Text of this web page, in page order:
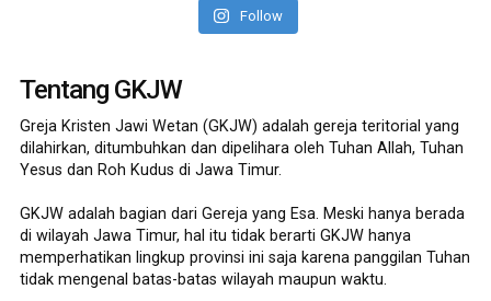
Follow
Tentang GKJW
Greja Kristen Jawi Wetan (GKJW) adalah gereja teritorial yang
dilahirkan, ditumbuhkan dan dipelihara oleh Tuhan Allah, Tuhan
Yesus dan Roh Kudus di Jawa Timur.
GKJW adalah bagian dari Gereja yang Esa. Meski hanya berada
di wilayah Jawa Timur, hal itu tidak berarti GKJW hanya
memperhatikan lingkup provinsi ini saja karena panggilan Tuhan
tidak mengenal batas-batas wilayah maupun waktu.